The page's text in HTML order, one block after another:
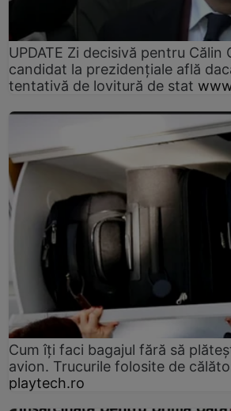
UPDATE Zi decisivă pentru Călin
candidat la prezidențiale află
tentativă de lovitură de stat
Cum îți faci bagajul fără să
avion. Trucurile folosite de
playtech.ro